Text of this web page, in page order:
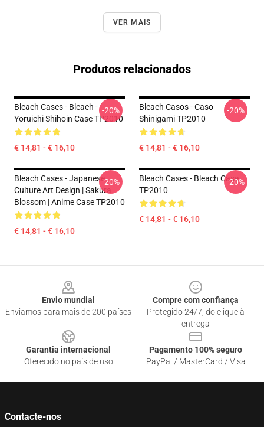
VER MAIS
Produtos relacionados
Bleach Cases - Bleach -
Yoruichi Shihoin Case TP2010
€ 14,81 - € 16,10
-20%
Bleach Casos - Caso
Shinigami TP2010
€ 14,81 - € 16,10
-20%
Bleach Cases - Japanese
Culture Art Design | Sakura
Blossom | Anime Case TP2010
€ 14,81 - € 16,10
-20%
Bleach Cases - Bleach Case
TP2010
€ 14,81 - € 16,10
-20%
Envio mundial
Enviamos para mais de 200 países
Compre com confiança
Protegido 24/7, do clique à
entrega
Garantia internacional
Oferecido no país de uso
Pagamento 100% seguro
PayPal / MasterCard / Visa
Contacte-nos